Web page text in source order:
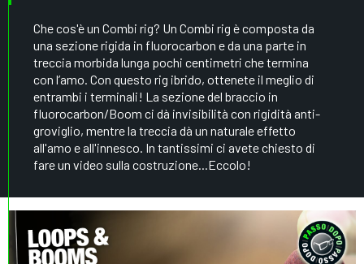
Che cos'è un Combi rig? Un Combi rig è composta da
una sezione rigida in fluorocarbon e da una parte in
treccia morbida lunga pochi centimetri che termina
con l’amo. Con questo rig ibrido, ottenete il meglio di
entrambi i terminali! La sezione del braccio in
fluorocarbon/Boom ci dà invisibilità con rigidità anti-
groviglio, mentre la treccia dà un naturale effetto
all'amo e all'innesco. In tantissimi ci avete chiesto di
fare un video sulla costruzione...Eccolo!